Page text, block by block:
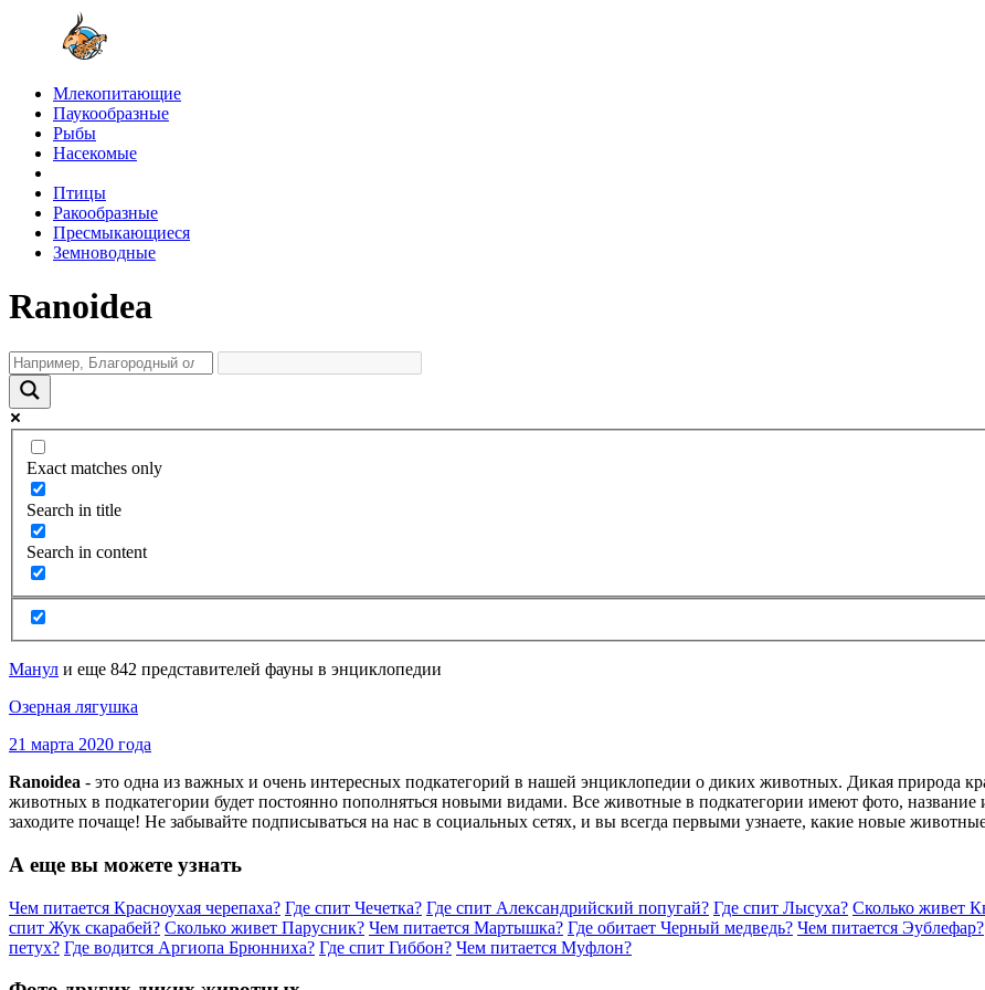
Млекопитающие
Паукообразные
Рыбы
Насекомые
Птицы
Ракообразные
Пресмыкающиеся
Земноводные
Ranoidea
Exact matches only
Search in title
Search in content
Манул и еще 842 представителей фауны в энциклопедии
Озерная лягушка
21 марта 2020 года
Ranoidea - это одна из важных и очень интересных подкатегорий в нашей энциклопедии о диких животных. Дикая природа
животных в подкатегории будет постоянно пополняться новыми видами. Все животные в подкатегории имеют фото,
заходите почаще! Не забывайте подписываться на нас в социальных сетях, и вы всегда первыми узнаете, какие новые
А еще вы можете узнать
Чем питается Красноухая черепаха? Где спит Чечетка? Где спит Александрийский попугай? Где спит Лысуха? Сколько живет
спит Жук скарабей? Сколько живет Парусник? Чем питается Мартышка? Где обитает Черный медведь? Чем питается Эублефар?
петух? Где водится Аргиопа Брюнниха? Где спит Гиббон? Чем питается Муфлон?